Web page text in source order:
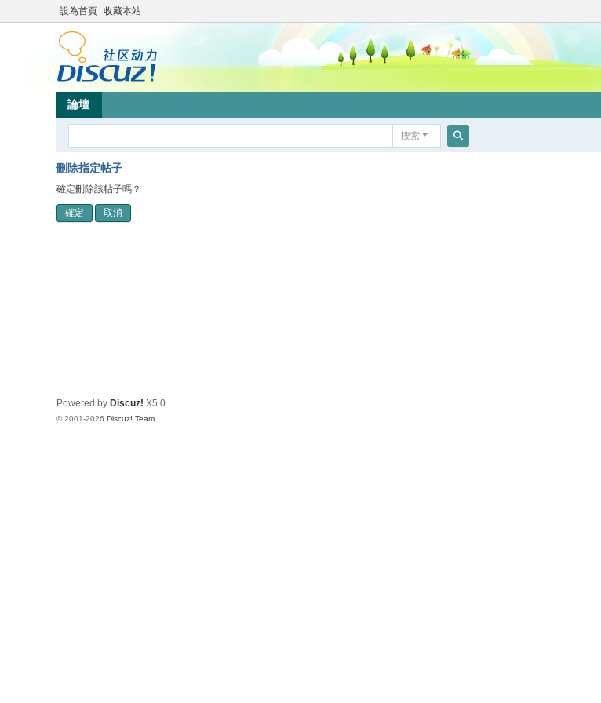
設為首頁 收藏本站
論壇
搜索
刪除指定帖子
確定刪除該帖子嗎？
確定 取消
Powered by Discuz! X5.0
© 2001-2026 Discuz! Team